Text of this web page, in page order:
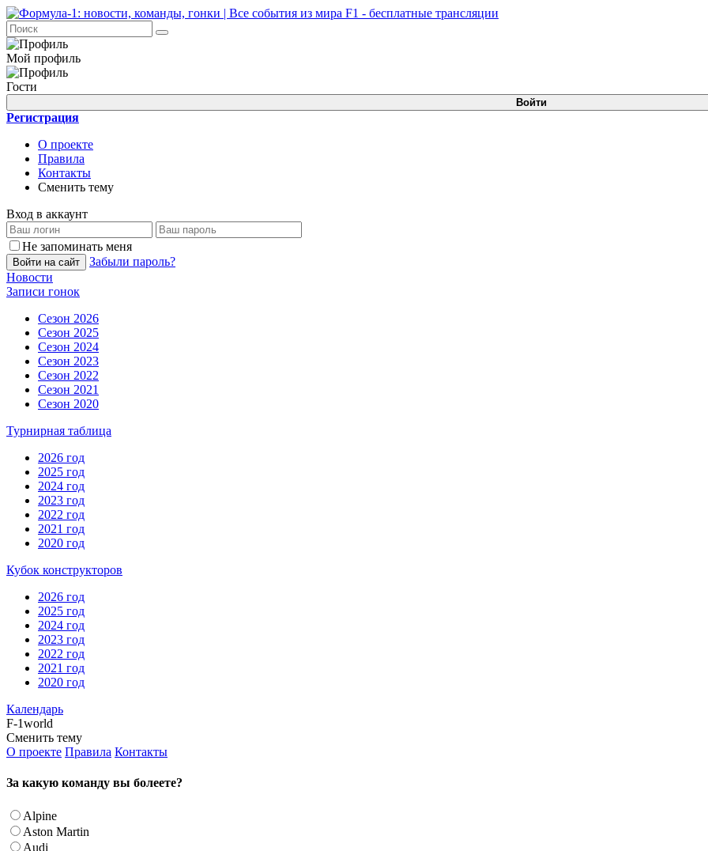
Мой профиль
Гости
Войти
Регистрация
О проекте
Правила
Контакты
Сменить тему
Вход в аккаунт
Не запоминать меня
Войти на сайт
Забыли пароль?
Новости
Записи гонок
Сезон 2026
Сезон 2025
Сезон 2024
Сезон 2023
Сезон 2022
Сезон 2021
Сезон 2020
Турнирная таблица
2026 год
2025 год
2024 год
2023 год
2022 год
2021 год
2020 год
Кубок конструкторов
2026 год
2025 год
2024 год
2023 год
2022 год
2021 год
2020 год
Календарь
F-1world
Сменить тему
О проекте Правила Контакты
За какую команду вы болеете?
Alpine
Aston Martin
Audi